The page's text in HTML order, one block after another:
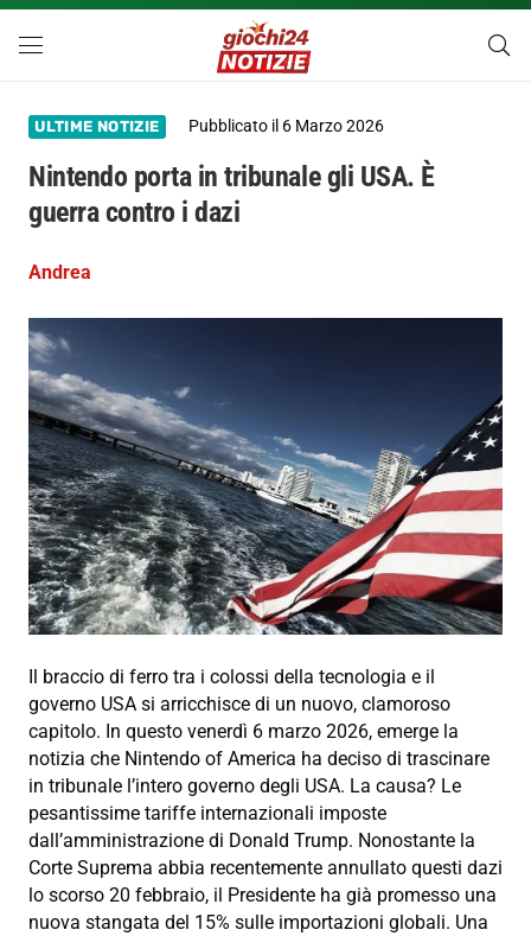
ULTIME NOTIZIE Pubblicato il 6 Marzo 2026
Nintendo porta in tribunale gli USA. È
guerra contro i dazi
Andrea
Il braccio di ferro tra i colossi della tecnologia e il
governo USA si arricchisce di un nuovo, clamoroso
capitolo. In questo venerdì 6 marzo 2026, emerge la
notizia che Nintendo of America ha deciso di trascinare
in tribunale l’intero governo degli USA. La causa? Le
pesantissime tariffe internazionali imposte
dall’amministrazione di Donald Trump. Nonostante la
Corte Suprema abbia recentemente annullato questi dazi
lo scorso 20 febbraio, il Presidente ha già promesso una
nuova stangata del 15% sulle importazioni globali. Una